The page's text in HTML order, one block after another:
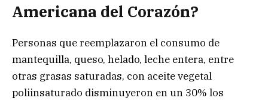
Americana del Corazón?
Personas que reemplazaron el consumo de
mantequilla, queso, helado, leche entera, entre
otras grasas saturadas, con aceite vegetal
poliinsaturado disminuyeron en un 30% los